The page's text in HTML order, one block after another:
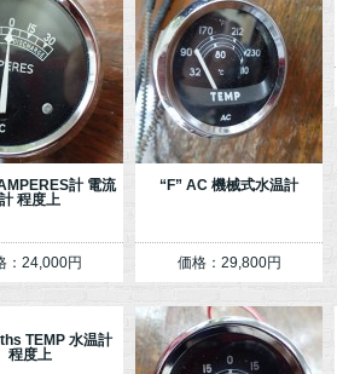
計 電流
計 程度上
：24,000円
“F” AC 機械式水温計
価格：29,800円
TEMP 水温計
程度上